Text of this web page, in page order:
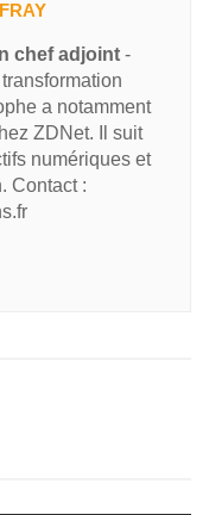
chef adjoint -
a notamment
ZDNet. Il suit
numériques et
Contact :